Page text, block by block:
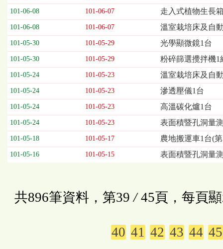
截
標
日
期、
公
告
事
項
101-06-08 101-06-07 走入式植物生長
101-06-08 101-06-07 溫室栽培床及自
101-05-30 101-05-29 光學顯微鏡1台
101-05-30 101-05-29 粉碎篩選攪拌機1
101-05-24 101-05-23 溫室栽培床及自
101-05-24 101-05-23 滲透壓儀1台
101-05-24 101-05-23 高溫碳化爐1台
101-05-24 101-05-23 表面積暨孔洞量
101-05-18 101-05-17 農地搬運車1台(
101-05-16 101-05-15 表面積暨孔洞量
共896筆資料，第39 /45頁，每頁
40 41 42 43 44 45